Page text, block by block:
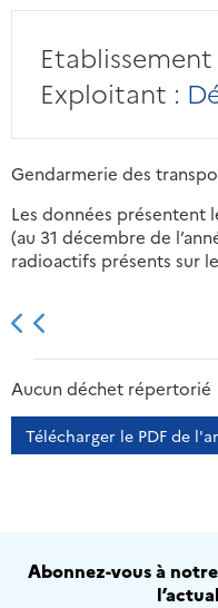
Etablissement
Exploitant :
Gendarmerie des
Les données présentent
(au 31 décembre de
radioactifs présents sur
2013 2014
Aucun déchet répertorié
Télécharger le PDF de
Abonnez-vous à